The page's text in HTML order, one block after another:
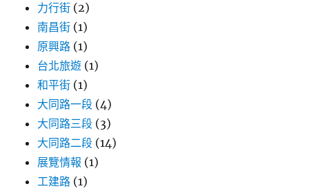
力行街 (2)
南昌街 (1)
原興路 (1)
台北旅遊 (1)
和平街 (1)
大同路一段 (4)
大同路三段 (3)
大同路二段 (14)
展覽情報 (1)
工建路 (1)